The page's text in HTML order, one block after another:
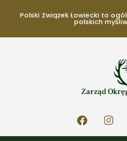
Polski Związek Łowiecki to
polskich
Zarząd